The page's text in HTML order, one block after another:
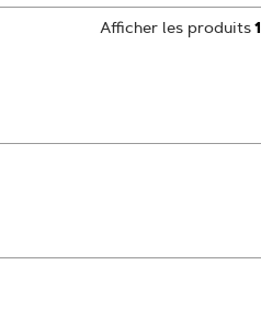
Afficher les produits1